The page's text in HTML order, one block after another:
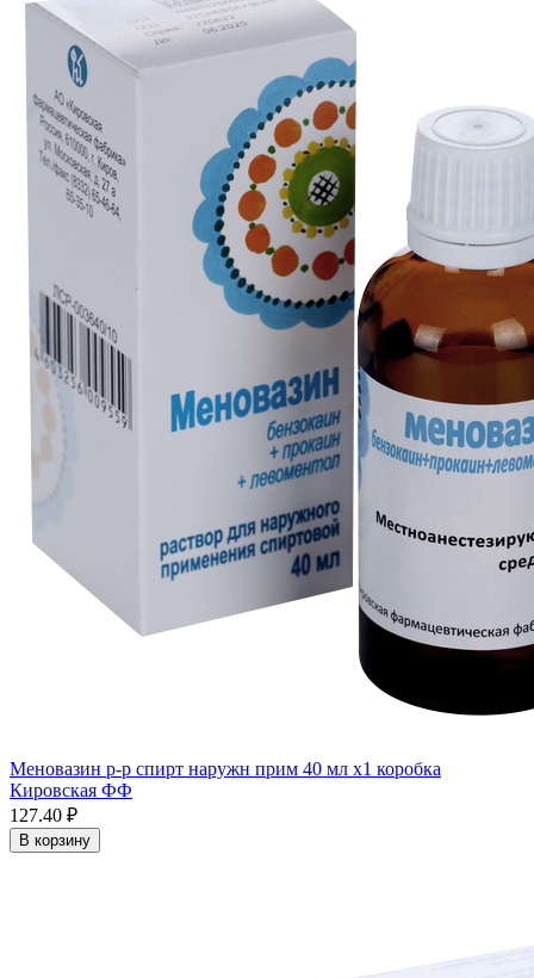
Меновазин р-р спирт наружн прим 40 мл x1 коробка
Кировская ФФ
127.40 ₽
В корзину